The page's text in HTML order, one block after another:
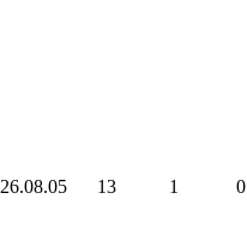
26.08.05 13 1 0